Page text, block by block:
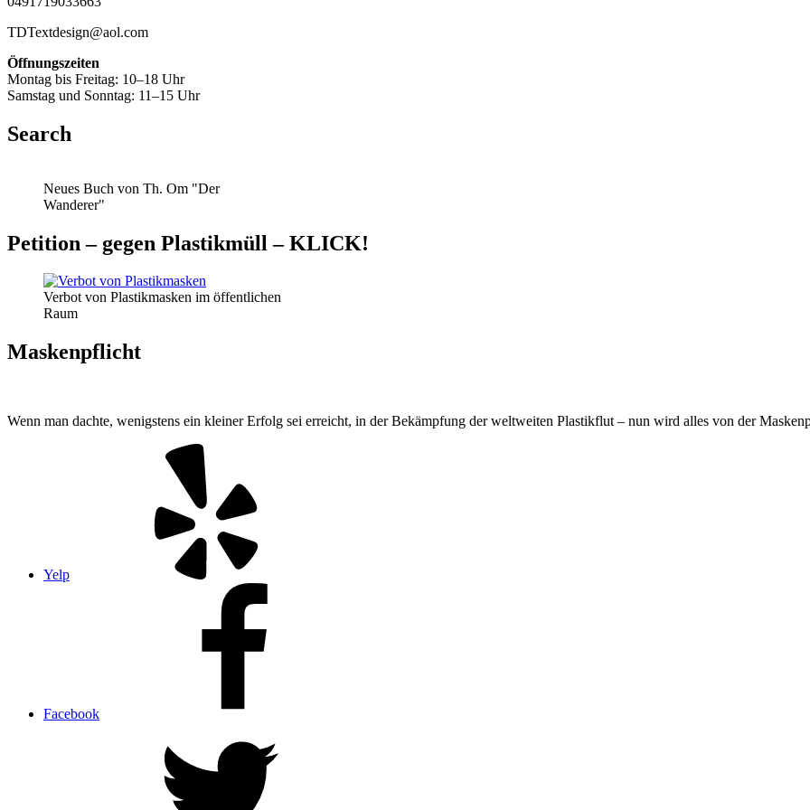
TDTextdesign@aol.com
Öffnungszeiten
Montag bis Freitag: 10–18 Uhr
Samstag und Sonntag: 11–15 Uhr
Search
Neues Buch von Th. Om "Der
Wanderer"
Petition – gegen Plastikmüll – KLICK!
Verbot von Plastikmasken im öffentlichen
Raum
Maskenpflicht
Wenn man dachte, wenigstens ein kleiner Erfolg sei erreicht, in der Bekämpfung der weltweiten Plastikflut – nun wird alles von der
Yelp
Facebook